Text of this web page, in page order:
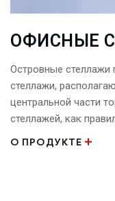
ОФИСНЫЕ
Островные стеллажи
стеллажи,
центральной части
стеллажей, как
О ПРОДУКТЕ